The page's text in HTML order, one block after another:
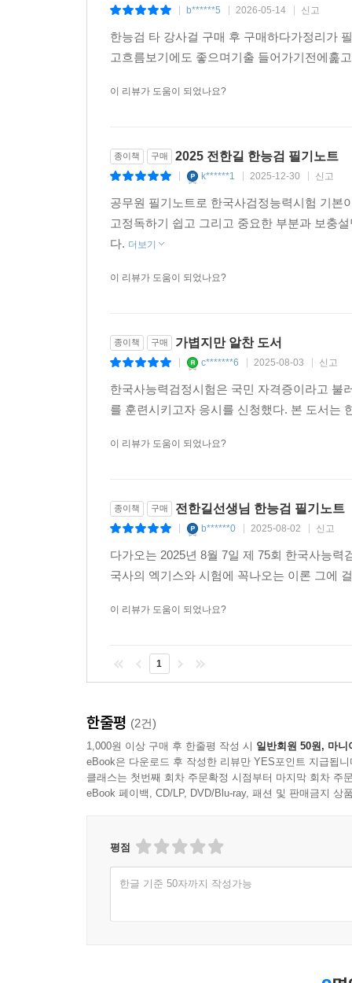
합격 자체보다 본인이 희망하는 또 다른 시험의
만큼 ‘수험 기간 단축과 합격 컷 통과’에만 초점
단기간 합격이 가능하도록 제작하였다.
이루고자 하는 각자의 시험 합격의 꿈을 이루는
저자의 소속 사이트와 유튜브를 통해 무료 강좌
b******5 2026-05-14 신고
한능검 타 강사걸 구매 후 구매하다가정리가
고흐름보기에도 좋으며기출 들어가기전에훑
이 리뷰가 도움이 되었나요?
종이책 구매 2025 전한길 한능검 필기노트
k******1 2025-12-30 신고
공무원 필기노트로 한국사검정능력시험 기본
고정독하기 쉽고 그리고 중요한 부분과 보충
다. 더보기
이 리뷰가 도움이 되었나요?
종이책 구매 가볍지만 알찬 도서
c*******6 2025-08-03 신고
한국사능력검정시험은 국민 자격증이라고 불
를 훈련시키고자 응시를 신청했다. 본 도서는
이 리뷰가 도움이 되었나요?
종이책 구매 전한길선생님 한능검 필기노트
b******0 2025-08-02 신고
다가오는 2025년 8월 7일 제 75회 한국사능
국사의 엑기스와 시험에 꼭나오는 이론 그에
이 리뷰가 도움이 되었나요?
1
한줄평 (2건)
1,000원 이상 구매 후 한줄평 작성 시 일반회원 50원, 마니
eBook은 다운로드 후 작성한 리뷰만 YES포인트 지급됩니
클래스는 첫번째 회차 주문확정 시점부터 마지막 회차 주
eBook 페이백, CD/LP, DVD/Blu-ray, 패션 및 판매금지 상
평점
한글 기준 50자까지 작성가능